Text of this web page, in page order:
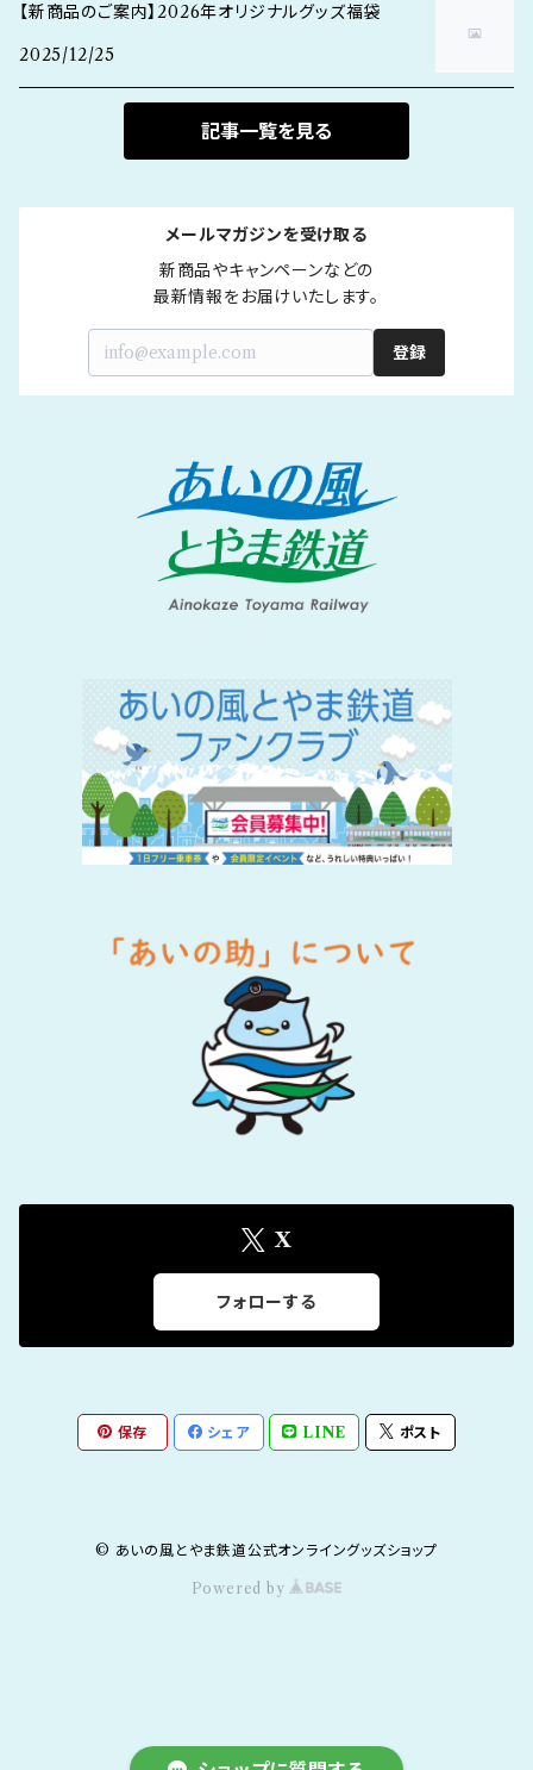
【新商品のご案内】2026年オリジナルグッズ福袋
2025/12/25
記事一覧を見る
メールマガジンを受け取る
新商品やキャンペーンなどの
最新情報をお届けいたします。
登録
X
フォローする
保存 シェア LINE ポスト
© あいの風とやま鉄道公式オンライングッズショップ
Powered by